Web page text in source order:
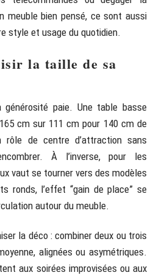
meuble bien pensé, ce sont aussi
style et usage du quotidien.
la taille de sa
paie. Une table basse
cm sur 111 cm pour 140 cm de
rôle de centre d’attraction sans
À l’inverse, pour les
vaut se tourner vers des modèles
ronds, l’effet “gain de place” se
autour du meuble.
la déco : combiner deux ou trois
alignées ou asymétriques.
aux soirées improvisées ou aux